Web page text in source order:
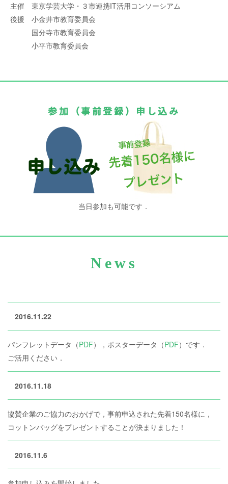
主催 東京学芸大学・３市連携IT活用コンソーシアム
後援 小金井市教育委員会
国分寺市教育委員会
小平市教育委員会
参加（事前登録）申し込み
当日参加も可能です．
News
2016.11.22
パンフレットデータ（PDF），ポスターデータ（PDF）です．
ご活用ください．
2016.11.18
協賛企業のご協力のおかげで，事前申込された先着150名様に，
コットンバッグをプレゼントすることが決まりました！
2016.11.6